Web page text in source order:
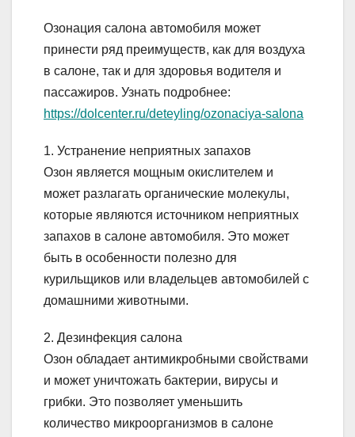
Озонация салона автомобиля может
принести ряд преимуществ, как для воздуха
в салоне, так и для здоровья водителя и
пассажиров. Узнать подробнее:
https://dolcenter.ru/deteyling/ozonaciya-salona
1. Устранение неприятных запахов
Озон является мощным окислителем и
может разлагать органические молекулы,
которые являются источником неприятных
запахов в салоне автомобиля. Это может
быть в особенности полезно для
курильщиков или владельцев автомобилей с
домашними животными.
2. Дезинфекция салона
Озон обладает антимикробными свойствами
и может уничтожать бактерии, вирусы и
грибки. Это позволяет уменьшить
количество микроорганизмов в салоне